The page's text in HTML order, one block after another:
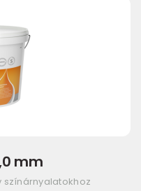
mm
színárnyalatokhoz